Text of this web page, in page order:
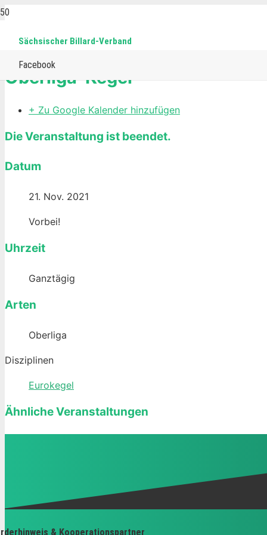
Sächsischer Billard-Verband
Facebook
HomeEvents Eurokegel Oberliga-Kegel
Oberliga-Kegel
+ Zu Google Kalender hinzufügen
Die Veranstaltung ist beendet.
Datum
21. Nov. 2021
Vorbei!
Uhrzeit
Ganztägig
Arten
Oberliga
Disziplinen
Eurokegel
Ähnliche Veranstaltungen
& Kooperationspartner